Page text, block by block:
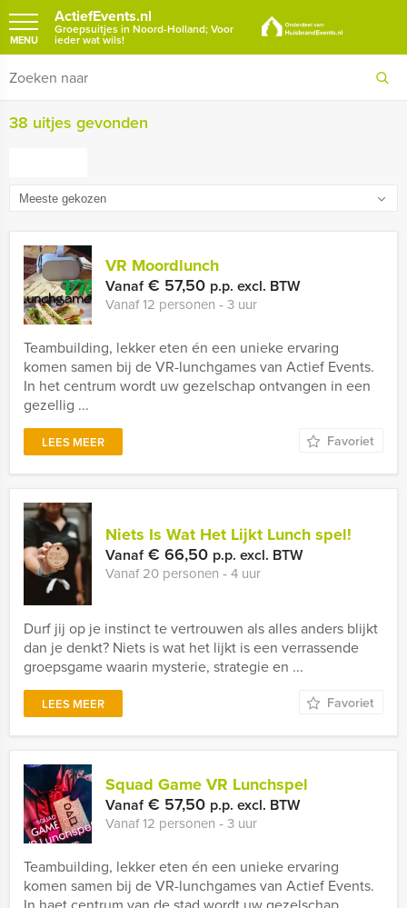
ActiefEvents.nl
Groepsuitjes in Noord-Holland; Voor
ieder wat wils!
MENU
38 uitjes gevonden
VR Moordlunch
Vanaf€ 57,50 p.p. excl. BTW
Vanaf 12 personen ‐ 3 uur
Teambuilding, lekker eten én een unieke ervaring
komen samen bij de VR-lunchgames van Actief Events.
In het centrum wordt uw gezelschap ontvangen in een
gezellig ...
LEES MEER Favoriet
Niets Is Wat Het Lijkt Lunch spel!
Vanaf€ 66,50 p.p. excl. BTW
Vanaf 20 personen ‐ 4 uur
Durf jij op je instinct te vertrouwen als alles anders blijkt
dan je denkt? Niets is wat het lijkt is een verrassende
groepsgame waarin mysterie, strategie en ...
LEES MEER Favoriet
Squad Game VR Lunchspel
Vanaf€ 57,50 p.p. excl. BTW
Vanaf 12 personen ‐ 3 uur
Teambuilding, lekker eten én een unieke ervaring
komen samen bij de VR-lunchgames van Actief Events.